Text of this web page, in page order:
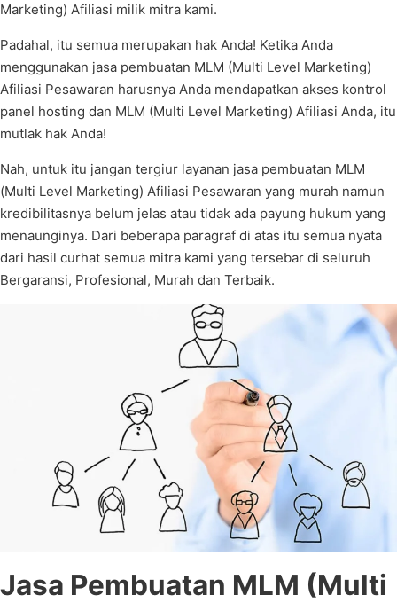
Marketing) Afiliasi milik mitra kami.
Padahal, itu semua merupakan hak Anda! Ketika Anda
menggunakan jasa pembuatan MLM (Multi Level Marketing)
Afiliasi Pesawaran harusnya Anda mendapatkan akses kontrol
panel hosting dan MLM (Multi Level Marketing) Afiliasi Anda, itu
mutlak hak Anda!
Nah, untuk itu jangan tergiur layanan jasa pembuatan MLM
(Multi Level Marketing) Afiliasi Pesawaran yang murah namun
kredibilitasnya belum jelas atau tidak ada payung hukum yang
menaunginya. Dari beberapa paragraf di atas itu semua nyata
dari hasil curhat semua mitra kami yang tersebar di seluruh
Bergaransi, Profesional, Murah dan Terbaik.
Jasa Pembuatan MLM (Multi